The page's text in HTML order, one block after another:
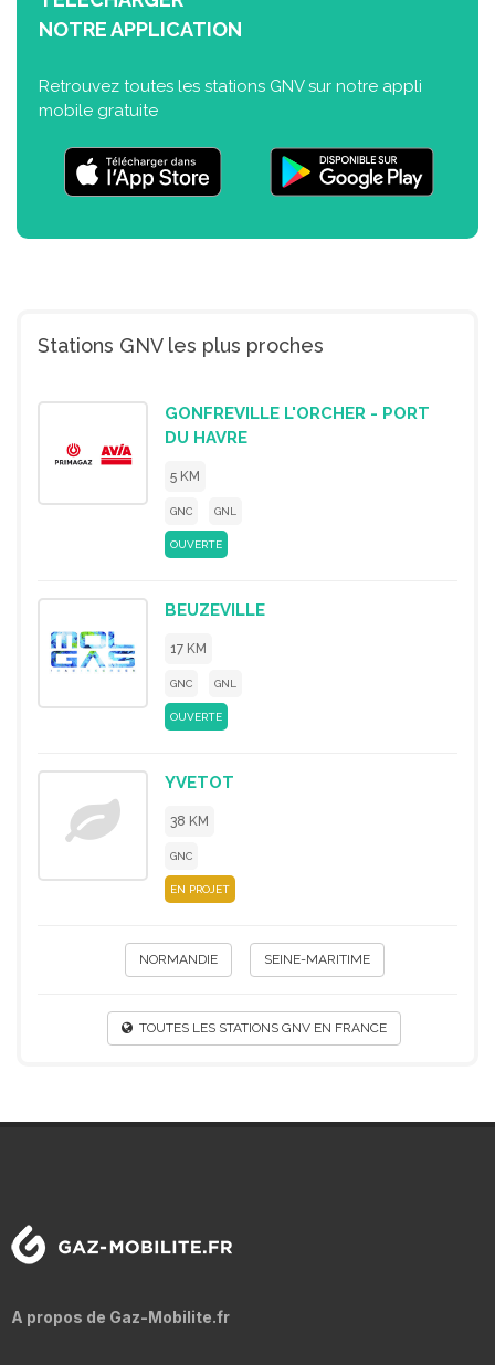
NOTRE APPLICATION
Retrouvez toutes les stations GNV sur notre appli
mobile gratuite
Stations GNV les plus proches
GONFREVILLE L'ORCHER - PORT
DU HAVRE
5 KM
GNC GNL
OUVERTE
BEUZEVILLE
17 KM
GNC GNL
OUVERTE
YVETOT
38 KM
GNC
EN PROJET
NORMANDIE SEINE-MARITIME
TOUTES LES STATIONS GNV EN FRANCE
A propos de Gaz-Mobilite.fr